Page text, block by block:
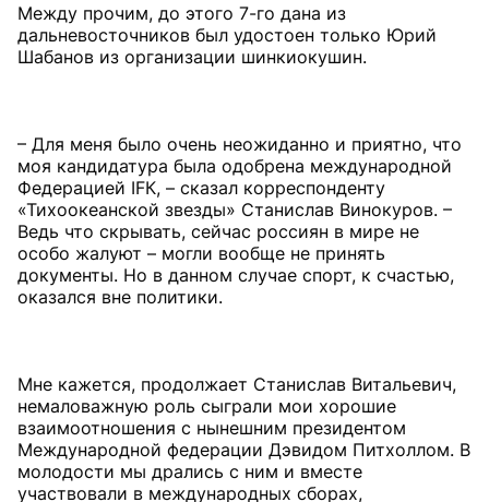
Между прочим, до этого 7-го дана из
дальневосточников был удостоен только Юрий
Шабанов из организации шинкиокушин.
– Для меня было очень неожиданно и приятно, что
моя кандидатура была одобрена международной
Федерацией IFК, – сказал корреспонденту
«Тихоокеанской звезды» Станислав Винокуров. –
Ведь что скрывать, сейчас россиян в мире не
особо жалуют – могли вообще не принять
документы. Но в данном случае спорт, к счастью,
оказался вне политики.
Мне кажется, продолжает Станислав Витальевич,
немаловажную роль сыграли мои хорошие
взаимоотношения с нынешним президентом
Международной федерации Дэвидом Питхоллом. В
молодости мы дрались с ним и вместе
участвовали в международных сборах,